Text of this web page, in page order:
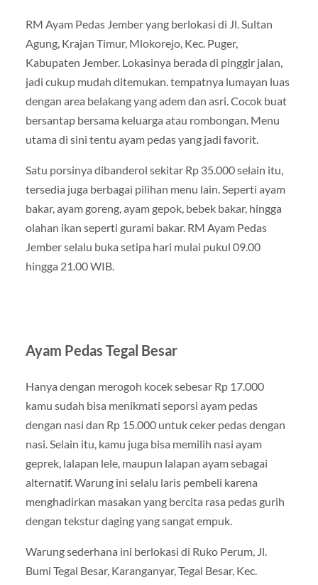
RM Ayam Pedas Jember yang berlokasi di Jl. Sultan
Agung, Krajan Timur, Mlokorejo, Kec. Puger,
Kabupaten Jember. Lokasinya berada di pinggir jalan,
jadi cukup mudah ditemukan. tempatnya lumayan luas
dengan area belakang yang adem dan asri. Cocok buat
bersantap bersama keluarga atau rombongan. Menu
utama di sini tentu ayam pedas yang jadi favorit.
Satu porsinya dibanderol sekitar Rp 35.000 selain itu,
tersedia juga berbagai pilihan menu lain. Seperti ayam
bakar, ayam goreng, ayam gepok, bebek bakar, hingga
olahan ikan seperti gurami bakar. RM Ayam Pedas
Jember selalu buka setipa hari mulai pukul 09.00
hingga 21.00 WIB.
Ayam Pedas Tegal Besar
Hanya dengan merogoh kocek sebesar Rp 17.000
kamu sudah bisa menikmati seporsi ayam pedas
dengan nasi dan Rp 15.000 untuk ceker pedas dengan
nasi. Selain itu, kamu juga bisa memilih nasi ayam
geprek, lalapan lele, maupun lalapan ayam sebagai
alternatif. Warung ini selalu laris pembeli karena
menghadirkan masakan yang bercita rasa pedas gurih
dengan tekstur daging yang sangat empuk.
Warung sederhana ini berlokasi di Ruko Perum, Jl.
Bumi Tegal Besar, Karanganyar, Tegal Besar, Kec.